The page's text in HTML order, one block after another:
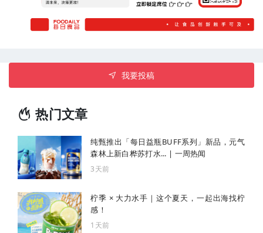
我要投稿
热门文章
纯甄推出「每日益瓶BUFF系列」新品，元气
森林上新白桦苏打水... | 一周热闻
3天前
柠季 × 大力水手｜这个夏天，一起出海找柠
感！
1天前